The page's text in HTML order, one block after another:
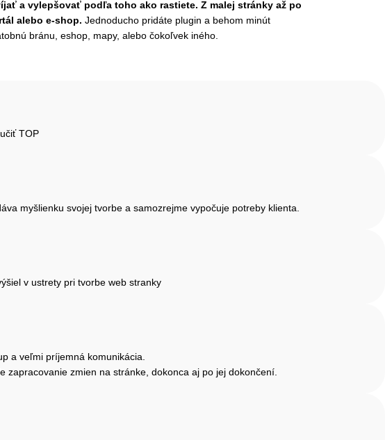
a vylepšovať podľa toho ako rastiete. Z malej stránky až po
alebo e-shop. Jednoducho pridáte plugin a behom minút
bránu, eshop, mapy, alebo čokoľvek iného.
TOP
myšlienku svojej tvorbe a samozrejme vypočuje potreby klienta.
v ustrety pri tvorbe web stranky
a veľmi príjemná komunikácia.
zmien na stránke, dokonca aj po jej dokončení.